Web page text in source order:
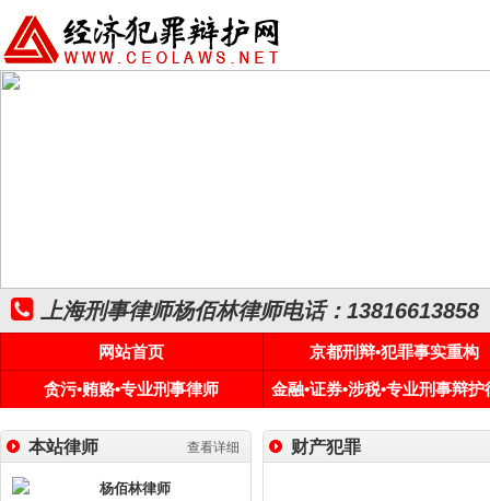
上海刑事律师杨佰林律师电话：13816613858
网站首页
京都刑辩•犯罪事实重构
贪污•贿赂•专业刑事律师
金融•证券•涉税•专业刑事辩护
查看详细
本站律师 财产犯罪